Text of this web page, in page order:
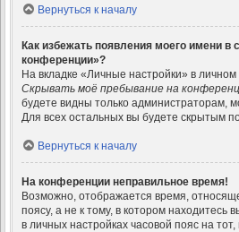
Вернуться к началу
Как избежать появления моего имени в
конференции»?
На вкладке «Личные настройки» в
Скрывать моё пребывание на
будете видны только администраторам,
Для всех остальных вы будете скрытым
Вернуться к началу
На конференции неправильное время!
Возможно, отображается время,
поясу, а не к тому, в котором находитесь
в личных настройках часовой пояс на